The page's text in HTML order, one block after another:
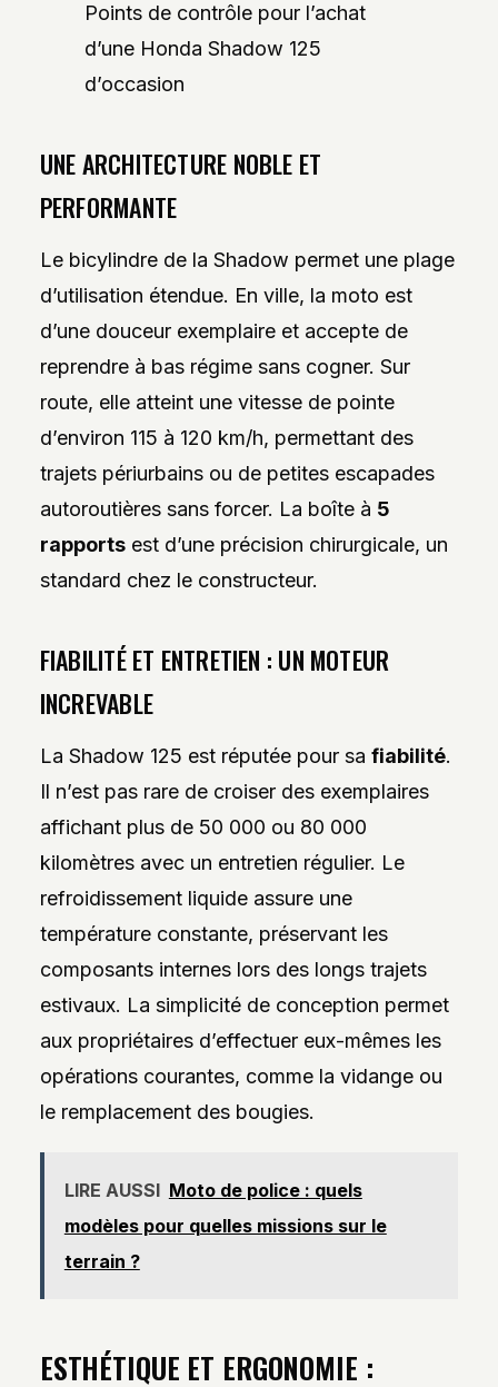
Points de contrôle pour l’achat
d’une Honda Shadow 125
d’occasion
UNE ARCHITECTURE NOBLE ET
PERFORMANTE
Le bicylindre de la Shadow permet une plage
d’utilisation étendue. En ville, la moto est
d’une douceur exemplaire et accepte de
reprendre à bas régime sans cogner. Sur
route, elle atteint une vitesse de pointe
d’environ 115 à 120 km/h, permettant des
trajets périurbains ou de petites escapades
autoroutières sans forcer. La boîte à 5
rapportsest d’une précision chirurgicale, un
standard chez le constructeur.
FIABILITÉ ET ENTRETIEN : UN MOTEUR
INCREVABLE
La Shadow 125 est réputée pour sa fiabilité.
Il n’est pas rare de croiser des exemplaires
affichant plus de 50 000 ou 80 000
kilomètres avec un entretien régulier. Le
refroidissement liquide assure une
température constante, préservant les
composants internes lors des longs trajets
estivaux. La simplicité de conception permet
aux propriétaires d’effectuer eux-mêmes les
opérations courantes, comme la vidange ou
le remplacement des bougies.
LIRE AUSSI Moto de police : quels
modèles pour quelles missions sur le
terrain ?
ESTHÉTIQUE ET ERGONOMIE :